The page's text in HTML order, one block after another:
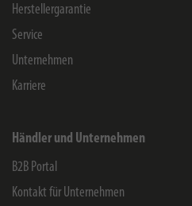
Herstellergarantie
Service
Unternehmen
Karriere
Händler und Unternehmen
B2B Portal
Kontakt für Unternehmen